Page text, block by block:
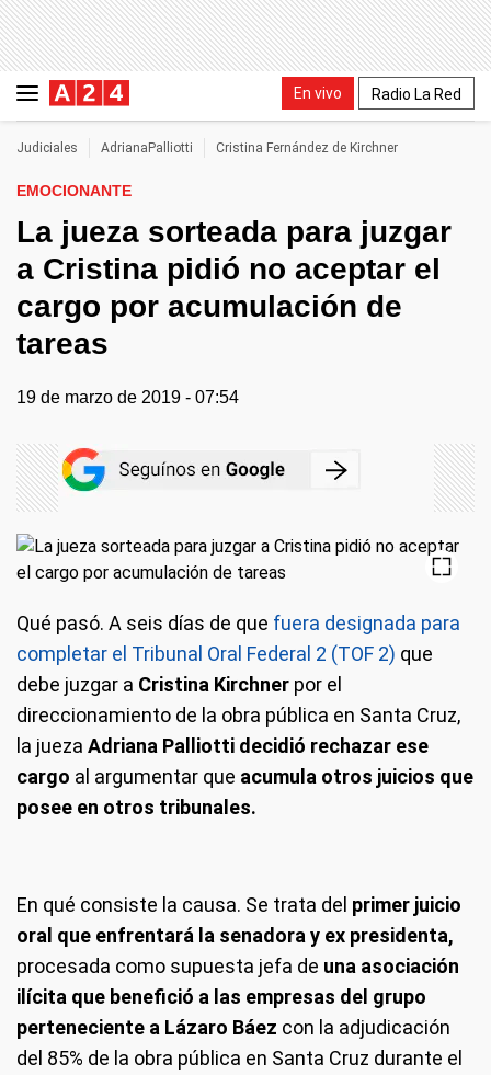
En vivo Radio La Red
Judiciales AdrianaPalliotti Cristina Fernández de Kirchner
EMOCIONANTE
La jueza sorteada para juzgar
a Cristina pidió no aceptar el
cargo por acumulación de
tareas
19 de marzo de 2019 - 07:54
Qué pasó. A seis días de que fuera designada para
completar el Tribunal Oral Federal 2 (TOF 2) que
debe juzgar a Cristina Kirchner por el
direccionamiento de la obra pública en Santa Cruz,
la jueza Adriana Palliotti decidió rechazar ese
cargo al argumentar que acumula otros juicios que
posee en otros tribunales.
En qué consiste la causa. Se trata del primer juicio
oral que enfrentará la senadora y ex presidenta,
procesada como supuesta jefa de una asociación
ilícita que benefició a las empresas del grupo
perteneciente a Lázaro Báez con la adjudicación
del 85% de la obra pública en Santa Cruz durante el